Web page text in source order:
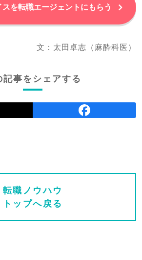
を転職エージェントにもらう
文：太田卓志（麻酔科医）
記事をシェアする
転職ノウハウ
トップへ戻る